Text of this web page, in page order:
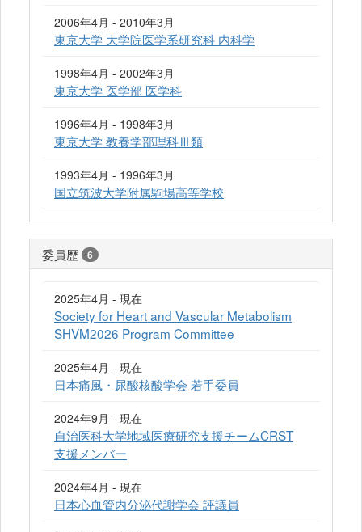
2006年4月 - 2010年3月
東京大学 大学院医学系研究科 内科学
1998年4月 - 2002年3月
東京大学 医学部 医学科
1996年4月 - 1998年3月
東京大学 教養学部理科Ⅲ類
1993年4月 - 1996年3月
国立筑波大学附属駒場高等学校
委員歴 6
2025年4月 - 現在
Society for Heart and Vascular Metabolism
SHVM2026 Program Committee
2025年4月 - 現在
日本痛風・尿酸核酸学会 若手委員
2024年9月 - 現在
自治医科大学地域医療研究支援チームCRST
支援メンバー
2024年4月 - 現在
日本心血管内分泌代謝学会 評議員